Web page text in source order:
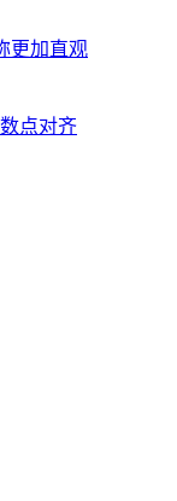
更加直观
点对齐